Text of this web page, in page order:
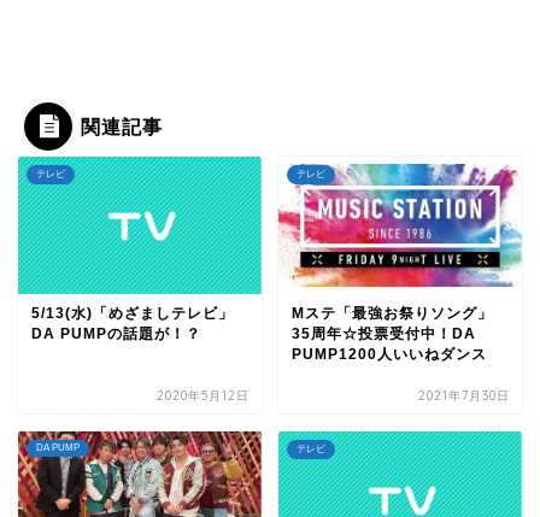
関連記事
テレビ
5/13(水)「めざましテレビ」
DA PUMPの話題が！？
2020年5月12日
テレビ
Mステ「最強お祭りソング」
35周年☆投票受付中！DA
PUMP1200人いいねダンス
2021年7月30日
DA PUMP テレビ